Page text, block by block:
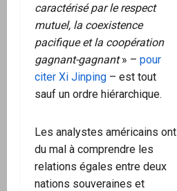
caractérisé par le respect
mutuel, la coexistence
pacifique et la coopération
gagnant-gagnant» – pour
citer Xi Jinping – est tout
sauf un ordre hiérarchique.
Les analystes américains ont
du mal à comprendre les
relations égales entre deux
nations souveraines et